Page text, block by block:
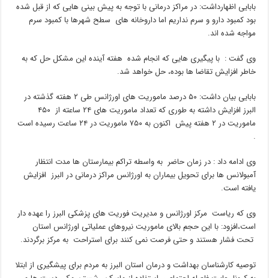
بابایی اظهارداشت: در مراکز درمانی با توجه به پیش بینی هایی که از قبل شده
بود کمبود دارو و سرم نداریم اما داروخانه های سطح شهرها با کمبود سرم
مواجه شده اند.
وی گفت : با پیگیری هایی که انجام شده هفته آینده این مشکل حل که به
خاطر افزایش تقاضا ها بوده، حل خواهد شد.
بابایی بیان داشت: ۵۰ درصد ماموریت های اورژانس طی ۲ هفته گذشته در
البرز افزایش داشته به طوری که تعداد ماموریت های ۲۴ ساعته از ۴۵۰
ماموریت در ۲ هفته پیش اکنون به ۷۵۰ ماموریت در ۲۴ ساعت رسیده است
.
وی ادامه داد : در زمان حاضر به واسطه تراکم بیمارستان ها مدت انتظار
آمبولانس ها برای تحویل بیماران به اورژانس مراکز درمانی در البرز افزایش
یافته است.
وی که ریاست مرکز اورژانس و مدیریت فوریت های پزشکی البرز را عهده دار
است،افزود: با این حجم بالای ماموریت نیروهای عملیاتی اورژانس استان
تحت فشار هستند و حتی فرصت نمی کنند برای استراحت به مرکز برگردند.
توصیه کارشناسان بهداشت و درمان استان البرز به مردم برای پیشگیری از ابتلا